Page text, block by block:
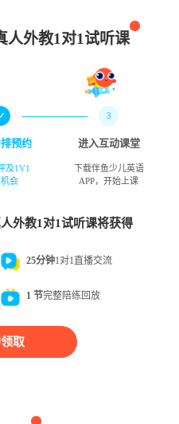
人外教1对1试听课
预约
及1V1
机会
3
进入互动课堂
下载伴鱼少儿英语
APP，开始上课
外教1对1试听课将获得
25分钟1对1 直播交流
1 节完整陪练回放
取